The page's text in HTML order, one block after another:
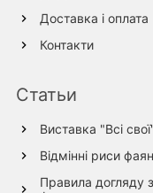
Доставка і оплата
Контакти
Статьи
Виставка "Всі
Відмінні риси
Правила догляду